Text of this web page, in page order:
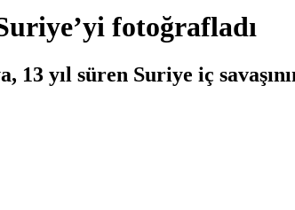
fotoğrafladı
yıl süren Suriye iç